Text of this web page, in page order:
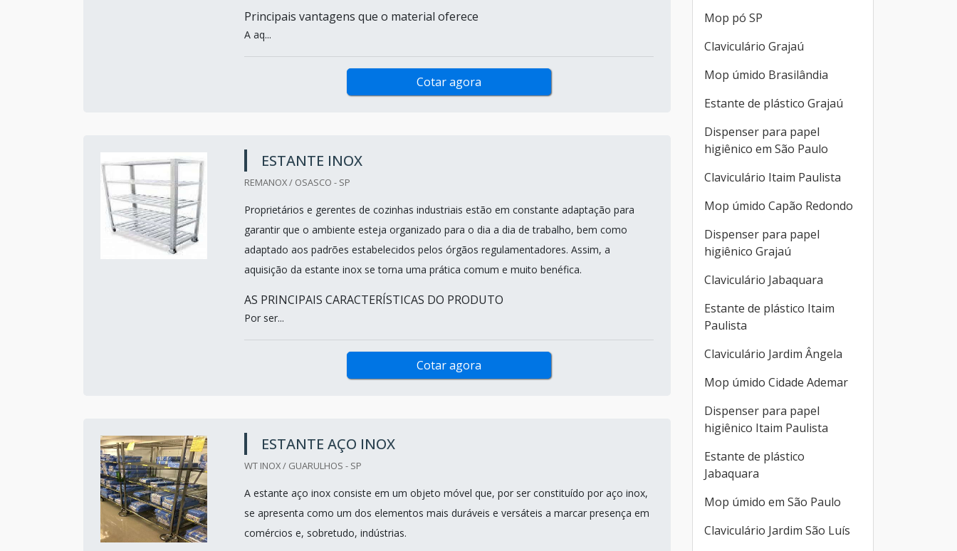
Principais vantagens que o material oferece
A aq...
Cotar agora
ESTANTE INOX
REMANOX / OSASCO - SP
Proprietários e gerentes de cozinhas industriais estão em constante adaptação para
garantir que o ambiente esteja organizado para o dia a dia de trabalho, bem como
adaptado aos padrões estabelecidos pelos órgãos regulamentadores. Assim, a
aquisição da estante inox se torna uma prática comum e muito benéfica.
AS PRINCIPAIS CARACTERÍSTICAS DO PRODUTO
Por ser...
Cotar agora
ESTANTE AÇO INOX
WT INOX / GUARULHOS - SP
A estante aço inox consiste em um objeto móvel que, por ser constituído por aço inox,
se apresenta como um dos elementos mais duráveis e versáteis a marcar presença em
comércios e, sobretudo, indústrias.
Mop pó SP
Claviculário Grajaú
Mop úmido Brasilândia
Estante de plástico Grajaú
Dispenser para papel
higiênico em São Paulo
Claviculário Itaim Paulista
Mop úmido Capão Redondo
Dispenser para papel
higiênico Grajaú
Claviculário Jabaquara
Estante de plástico Itaim
Paulista
Claviculário Jardim Ângela
Mop úmido Cidade Ademar
Dispenser para papel
higiênico Itaim Paulista
Estante de plástico
Jabaquara
Mop úmido em São Paulo
Claviculário Jardim São Luís